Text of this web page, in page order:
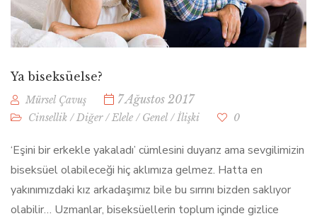
Ya biseksüelse?
Mürsel Çavuş 7 Ağustos 2017
Cinsellik /Diğer/Elele / Genel /İlişki 0
‘Eşini bir erkekle yakaladı’ cümlesini duyarız ama sevgilimizin
biseksüel olabileceği hiç aklımıza gelmez. Hatta en
yakınımızdaki kız arkadaşımız bile bu sırrını bizden saklıyor
olabilir… Uzmanlar, biseksüellerin toplum içinde gizlice